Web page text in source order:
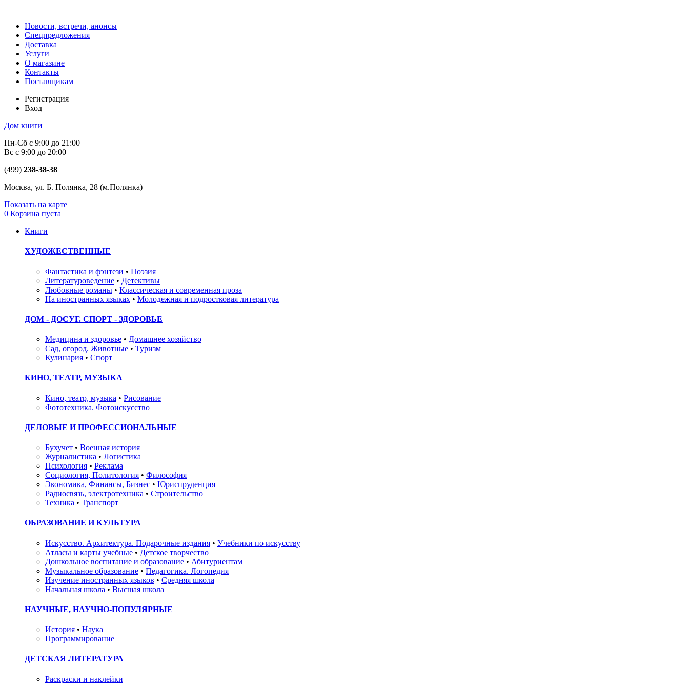
Новости, встречи, анонсы
Спецпредложения
Доставка
Услуги
О магазине
Контакты
Поставщикам
Регистрация
Вход
Дом книги
Пн-Сб с 9:00 до 21:00
Вс с 9:00 до 20:00
(499) 238-38-38
Москва, ул. Б. Полянка, 28 (м.Полянка)
Показать на карте
0 Корзина пуста
Книги
ХУДОЖЕСТВЕННЫЕ
Фантастика и фэнтези • Поэзия
Литературоведение • Детективы
Любовные романы • Классическая и современная проза
На иностранных языках • Молодежная и подростковая литература
ДОМ - ДОСУГ. СПОРТ - ЗДОРОВЬЕ
Медицина и здоровье • Домашнее хозяйство
Сад, огород. Животные • Туризм
Кулинария • Спорт
КИНО, ТЕАТР, МУЗЫКА
Кино, театр, музыка • Рисование
Фототехника. Фотоискусство
ДЕЛОВЫЕ И ПРОФЕССИОНАЛЬНЫЕ
Бухучет • Военная история
Журналистика • Логистика
Психология • Реклама
Социология, Политология • Философия
Экономика, Финансы, Бизнес • Юриспруденция
Радиосвязь, электротехника • Строительство
Техника • Транспорт
ОБРАЗОВАНИЕ И КУЛЬТУРА
Искусство. Архитектура. Подарочные издания • Учебники по искусству
Атласы и карты учебные • Детское творчество
Дошкольное воспитание и образование • Абитуриентам
Музыкальное образование • Педагогика. Логопедия
Изучение иностранных языков • Средняя школа
Начальная школа • Высшая школа
НАУЧНЫЕ, НАУЧНО-ПОПУЛЯРНЫЕ
История • Наука
Программирование
ДЕТСКАЯ ЛИТЕРАТУРА
Раскраски и наклейки